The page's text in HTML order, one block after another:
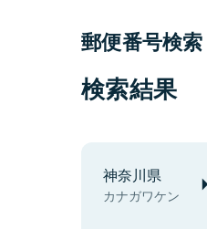
郵便番号検索
検索結果
神奈川県
カナガワケン